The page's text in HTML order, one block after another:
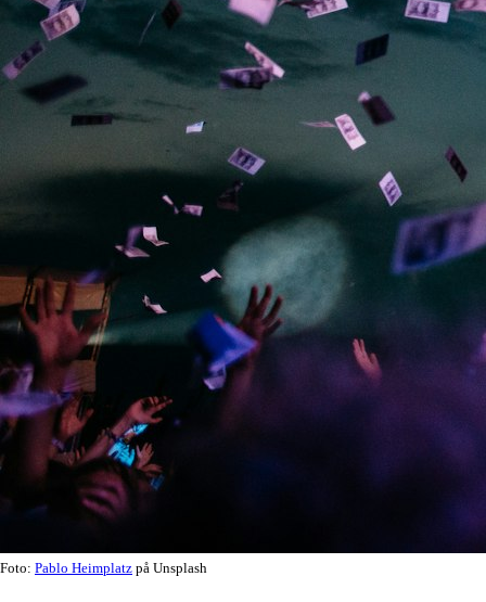
Foto: Pablo Heimplatz på Unsplash